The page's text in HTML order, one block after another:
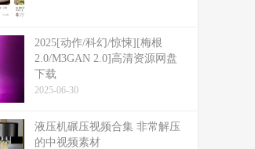
2025[动作/科幻/惊悚][梅根
2.0/M3GAN 2.0]高清资源网盘
下载
2025-06-30
液压机碾压视频合集 非常解压
的中视频素材